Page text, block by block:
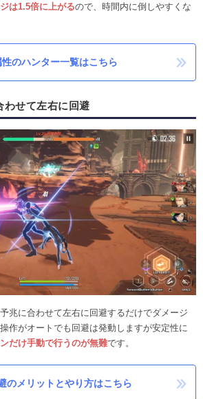
は1.5倍に上がるので、時間内に倒しやすくな
性のハンター一覧はこちら
わせて左右に回避
兆に合わせて左右に回避するだけでダメージ
作がオートでも回避は発動しますが安定性に
だけ手動で行うのが無難です。
のメリットとやり方はこちら